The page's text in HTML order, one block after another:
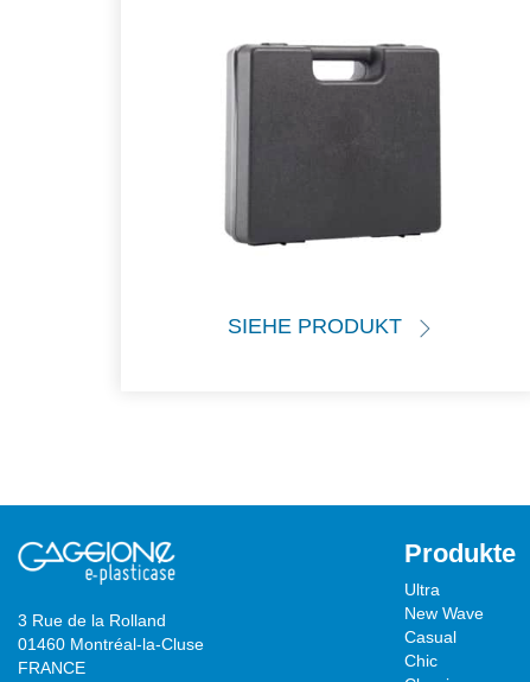
SIEHE PRODUKT
3 Rue de la Rolland
01460 Montréal-la-Cluse
FRANCE
Produkte
Ultra
New Wave
Casual
Chic